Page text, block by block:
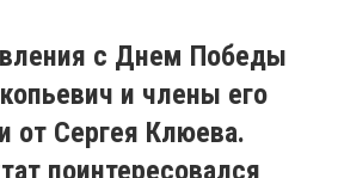
с Днем Победы
и члены его
от Сергея Клюева.
поинтересовался